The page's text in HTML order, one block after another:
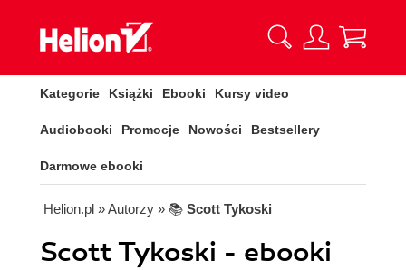
Kategorie Książki Ebooki Kursy video
Audiobooki Promocje Nowości Bestsellery
Darmowe ebooki
Helion.pl » Autorzy » 📚 Scott Tykoski
Scott Tykoski - ebooki